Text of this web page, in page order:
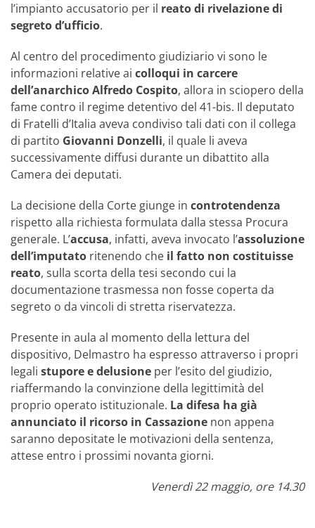
l’impianto accusatorio per il reato di rivelazione di
segreto d’ufficio.
Al centro del procedimento giudiziario vi sono le
informazioni relative ai colloqui in carcere
dell’anarchico Alfredo Cospito, allora in sciopero della
fame contro il regime detentivo del 41-bis. Il deputato
di Fratelli d’Italia aveva condiviso tali dati con il collega
di partito Giovanni Donzelli, il quale li aveva
successivamente diffusi durante un dibattito alla
Camera dei deputati.
La decisione della Corte giunge in controtendenza
rispetto alla richiesta formulata dalla stessa Procura
generale. L’accusa, infatti, aveva invocato l’assoluzione
dell’imputato ritenendo che il fatto non costituisse
reato, sulla scorta della tesi secondo cui la
documentazione trasmessa non fosse coperta da
segreto o da vincoli di stretta riservatezza.
Presente in aula al momento della lettura del
dispositivo, Delmastro ha espresso attraverso i propri
legali stupore e delusione per l’esito del giudizio,
riaffermando la convinzione della legittimità del
proprio operato istituzionale. La difesa ha già
annunciato il ricorso in Cassazione non appena
saranno depositate le motivazioni della sentenza,
attese entro i prossimi novanta giorni.
Venerdì 22 maggio, ore 14.30